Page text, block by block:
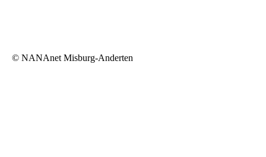
© NANAnet Misburg-Anderten